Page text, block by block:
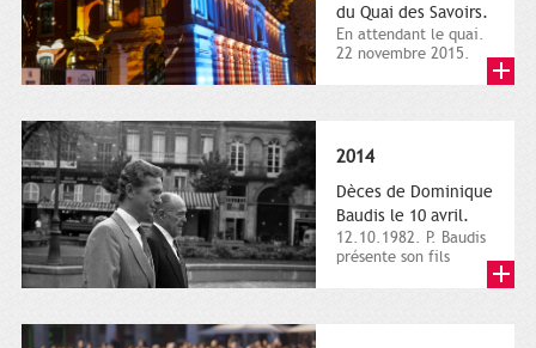
du Quai des Savoirs.
En attendant le quai.
22 novembre 2015.
2014
Dèces de Dominique
Baudis le 10 avril.
12.10.1982. P. Baudis
présente son fils